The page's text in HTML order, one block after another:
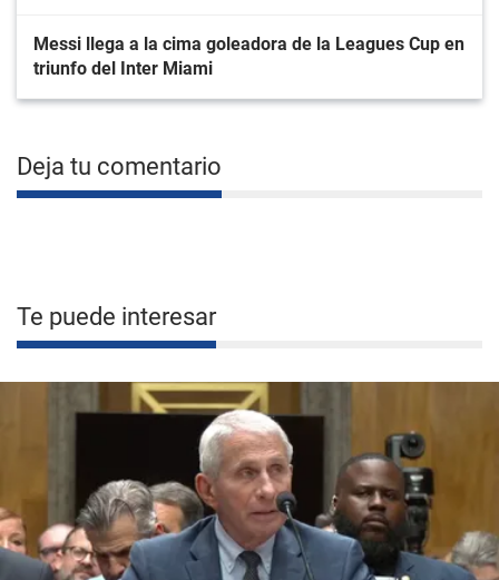
Messi llega a la cima goleadora de la Leagues Cup en
triunfo del Inter Miami
Deja tu comentario
Te puede interesar